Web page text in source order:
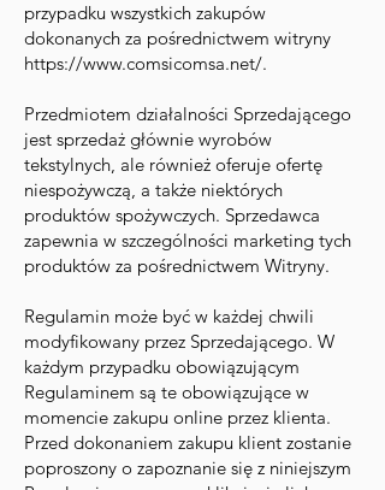
przypadku wszystkich zakupów
dokonanych za pośrednictwem witryny
https://www.comsicomsa.net/.
Przedmiotem działalności Sprzedającego
jest sprzedaż głównie wyrobów
tekstylnych, ale również oferuje ofertę
niespożywczą, a także niektórych
produktów spożywczych. Sprzedawca
zapewnia w szczególności marketing tych
produktów za pośrednictwem Witryny.
Regulamin może być w każdej chwili
modyfikowany przez Sprzedającego. W
każdym przypadku obowiązującym
Regulaminem są te obowiązujące w
momencie zakupu online przez klienta.
Przed dokonaniem zakupu klient zostanie
poproszony o zapoznanie się z niniejszym